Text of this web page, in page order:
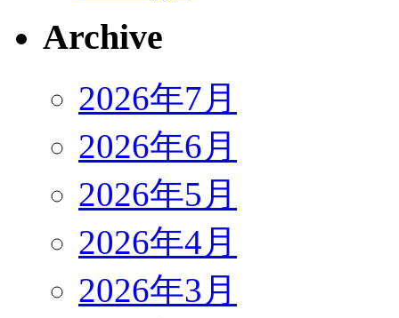
Archive
2026年7月
2026年6月
2026年5月
2026年4月
2026年3月